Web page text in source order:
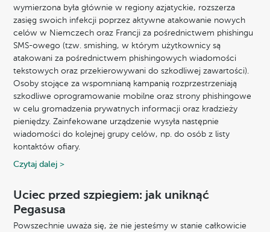
wymierzona była głównie w regiony azjatyckie, rozszerza
zasięg swoich infekcji poprzez aktywne atakowanie nowych
celów w Niemczech oraz Francji za pośrednictwem phishingu
SMS-owego (tzw. smishing, w którym użytkownicy są
atakowani za pośrednictwem phishingowych wiadomości
tekstowych oraz przekierowywani do szkodliwej zawartości).
Osoby stojące za wspomnianą kampanią rozprzestrzeniają
szkodliwe oprogramowanie mobilne oraz strony phishingowe
w celu gromadzenia prywatnych informacji oraz kradzieży
pieniędzy. Zainfekowane urządzenie wysyła następnie
wiadomości do kolejnej grupy celów, np. do osób z listy
kontaktów ofiary.
Czytaj dalej >
Uciec przed szpiegiem: jak uniknąć
Pegasusa
Powszechnie uważa się, że nie jesteśmy w stanie całkowicie